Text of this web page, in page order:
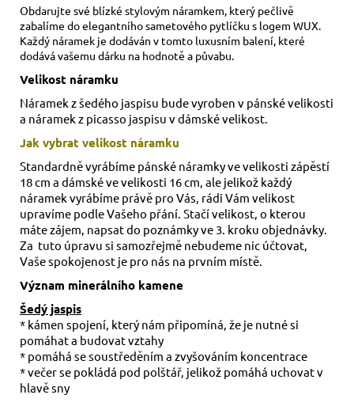
Obdarujte své blízké stylovým náramkem, který pečlivě
zabalíme do elegantního sametového pytlíčku s logem WUX.
Každý náramek je dodáván v tomto luxusním balení, které
dodává vašemu dárku na hodnotě a půvabu.
Velikost náramku
Náramek z šedého jaspisu bude vyroben v pánské velikosti
a náramek z picasso jaspisu v dámské velikost.
Jak vybrat velikost náramku
Standardně vyrábíme pánské náramky ve velikosti zápěstí
18 cm a dámské ve velikosti 16 cm, ale jelikož každý
náramek vyrábíme právě pro Vás, rádi Vám velikost
upravíme podle Vašeho přání. Stačí velikost, o kterou
máte zájem, napsat do poznámky ve 3. kroku objednávky.
Za tuto úpravu si samozřejmě nebudeme nic účtovat,
Vaše spokojenost je pro nás na prvním místě.
Význam minerálního kamene
Šedý jaspis
* kámen spojení, který nám připomíná, že je nutné si
pomáhat a budovat vztahy
* pomáhá se soustředěním a zvyšováním koncentrace
* večer se pokládá pod polštář, jelikož pomáhá uchovat v
hlavě sny